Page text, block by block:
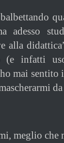
adesso
alla
(e infatti
mai sentito
meglio che